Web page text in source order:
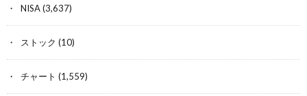
NISA(3,637)
ストック (10)
チャート (1,559)